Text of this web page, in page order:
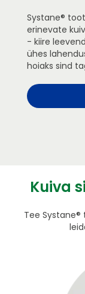
Systane®
erinevate
- kiire
ühes
hoiaks sind
Kuiva
Tee